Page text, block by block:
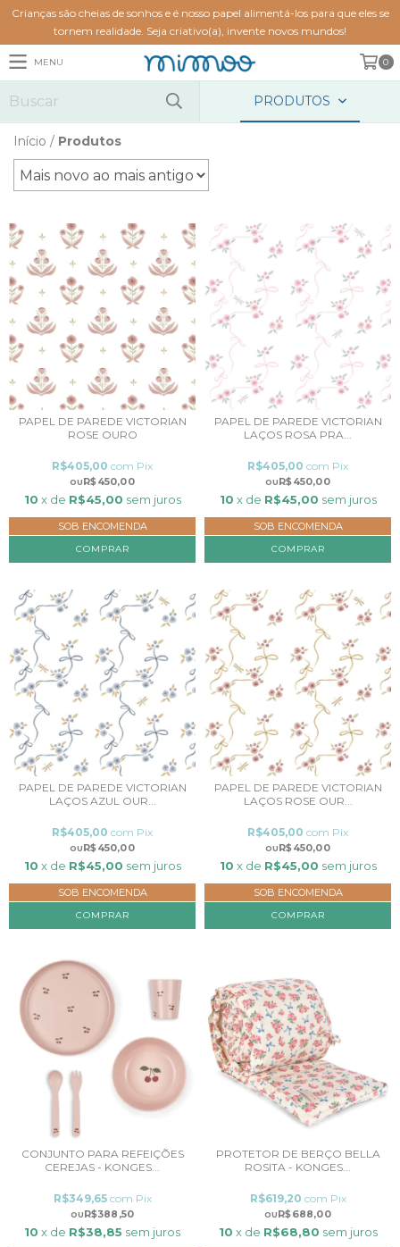
Crianças são cheias de sonhos e é nosso papel alimentá-los para que eles se
tornem realidade. Seja criativo(a), invente novos mundos!
MENU 0
PRODUTOS
Início / Produtos
PAPEL DE PAREDE VICTORIAN
ROSE OURO
R$450,00
R$405,00 com Pix
10 x de R$45,00 sem juros
SOB ENCOMENDA
COMPRAR
PAPEL DE PAREDE VICTORIAN
LAÇOS ROSA PRA...
R$450,00
R$405,00 com Pix
10 x de R$45,00 sem juros
SOB ENCOMENDA
COMPRAR
PAPEL DE PAREDE VICTORIAN
LAÇOS AZUL OUR...
R$450,00
R$405,00 com Pix
10 x de R$45,00 sem juros
SOB ENCOMENDA
COMPRAR
PAPEL DE PAREDE VICTORIAN
LAÇOS ROSE OUR...
R$450,00
R$405,00 com Pix
10 x de R$45,00 sem juros
SOB ENCOMENDA
COMPRAR
CONJUNTO PARA REFEIÇÕES
CEREJAS - KONGES...
R$388,50
R$349,65 com Pix
10 x de R$38,85 sem juros
PROTETOR DE BERÇO BELLA
ROSITA - KONGES...
R$688,00
R$619,20 com Pix
10 x de R$68,80 sem juros